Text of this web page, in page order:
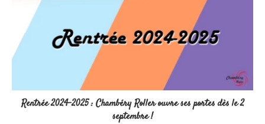
Rentrée 2024-2025 : Chambéry Roller ouvre ses portes dès le 2
septembre !